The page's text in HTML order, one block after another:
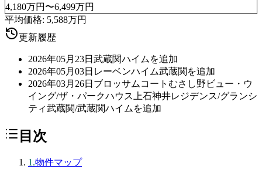
4,180万円〜6,499万円
平均価格: 5,588万円
更新履歴
2026年05月23日 武蔵関ハイムを追加
2026年05月03日 レーベンハイム武蔵関を追加
2026年03月26日 ブロッサムコートむさし野ビュー・ウ
イング/ザ・パークハウス上石神井レジデンス/グランシ
ティ武蔵関/武蔵関ハイムを追加
目次
1.物件マップ